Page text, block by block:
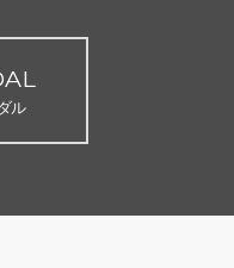
ル